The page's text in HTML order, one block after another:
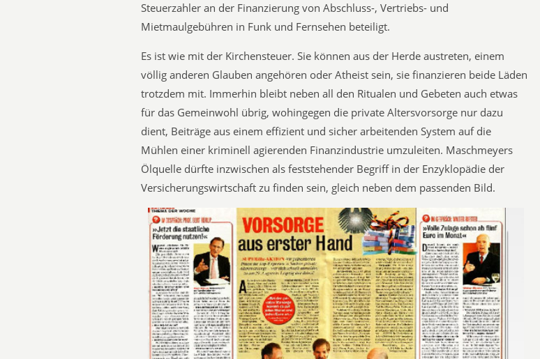
Steuerzahler an der Finanzierung von Abschluss-, Vertriebs- und
Mietmaulgebühren in Funk und Fernsehen beteiligt.
Es ist wie mit der Kirchensteuer. Sie können aus der Herde austreten, einem
völlig anderen Glauben angehören oder Atheist sein, sie finanzieren beide Läden
trotzdem mit. Immerhin bleibt neben all den Ritualen und Gebeten auch etwas
für das Gemeinwohl übrig, wohingegen die private Altersvorsorge nur dazu
dient, Beiträge aus einem effizient und sicher arbeitenden System auf die
Mühlen einer kriminell agierenden Finanzindustrie umzuleiten. Maschmeyers
Ölquelle dürfte inzwischen als feststehender Begriff in der Enzyklopädie der
Versicherungswirtschaft zu finden sein, gleich neben dem passenden Bild.